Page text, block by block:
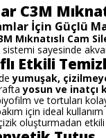
C3M
İçin Güçlü
Mıknatıslı Cam
sistemi sayesinde
Etkili
yumuşak,
yosun ve inatçı
ve tortuları
için ideal kullanım
oluşturmadan